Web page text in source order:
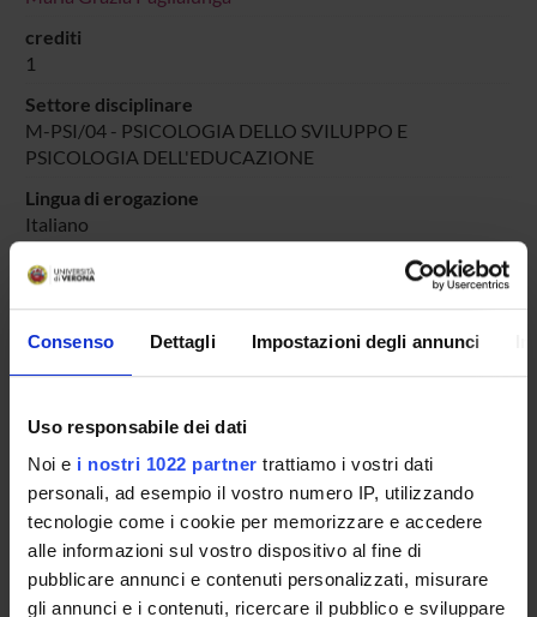
Consenso Dettagli Impostazioni degli annunci
Uso responsabile dei dati
Noi e i nostri 1022 partner trattiamo i vostri dati
personali, ad esempio il vostro numero IP, utilizzando
tecnologie come i cookie per memorizzare e accedere
alle informazioni sul vostro dispositivo al fine di
pubblicare annunci e contenuti personalizzati, misurare
gli annunci e i contenuti, ricercare il pubblico e sviluppare
crediti
1
Settore disciplinare
M-PSI/04 - PSICOLOGIA DELLO SVILUPPO E
PSICOLOGIA DELL'EDUCAZIONE
Lingua di erogazione
Italiano
Periodo
DIDATTICA SOSTEGNO
dal 4-ott-2024 al 30-giu-2025.
Avvisi relativi al corso
Vai all'orario delle lezioni